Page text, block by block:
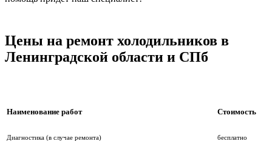
Цены на ремонт холодильников в
Ленинградской области и СПб
Наименование работ Стоимость
Диагностика (в случае ремонта) бесплатно